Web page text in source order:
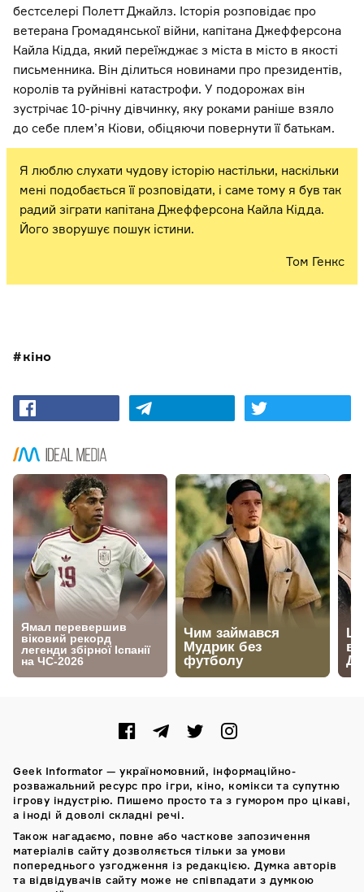
бестселері Полетт Джайлз. Історія розповідає про
ветерана Громадянської війни, капітана Джефферсона
Кайла Кідда, який переїжджає з міста в місто в якості
письменника. Він ділиться новинами про президентів,
королів та руйнівні катастрофи. У подорожах він
зустрічає 10-річну дівчинку, яку роками раніше взяло
до себе плем’я Кіови, обіцяючи повернути її батькам.
Я люблю слухати чудову історію настільки, наскільки
мені подобається її розповідати, і саме тому я був так
радий зіграти капітана Джефферсона Кайла Кідда.
Його зворушує пошук істини.
Том Генкс
кіно
Geek Informator — україномовний, інформаційно-
розважальний ресурс про ігри, кіно, комікси та супутню
ігрову індустрію. Пишемо просто та з гумором про цікаві,
а іноді й доволі складні речі.
Також нагадаємо, повне або часткове запозичення
матеріалів сайту дозволяється тільки за умови
попереднього узгодження із редакцією. Думка авторів
та відвідувачів сайту може не співпадати з думкою